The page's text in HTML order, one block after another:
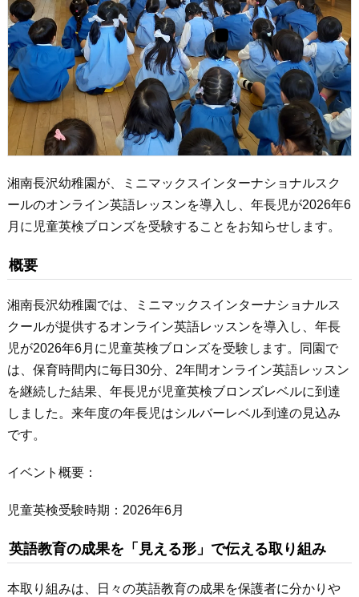
湘南長沢幼稚園が、ミニマックスインターナショナルスク
ールのオンライン英語レッスンを導入し、年長児が2026年6
月に児童英検ブロンズを受験することをお知らせします。
概要
湘南長沢幼稚園では、ミニマックスインターナショナルス
クールが提供するオンライン英語レッスンを導入し、年長
児が2026年6月に児童英検ブロンズを受験します。同園で
は、保育時間内に毎日30分、2年間オンライン英語レッスン
を継続した結果、年長児が児童英検ブロンズレベルに到達
しました。来年度の年長児はシルバーレベル到達の見込み
です。
イベント概要：
児童英検受験時期：2026年6月
英語教育の成果を「見える形」で伝える取り組み
本取り組みは、日々の英語教育の成果を保護者に分かりや